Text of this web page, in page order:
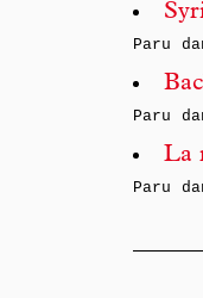
Paru
Paru
La
Paru